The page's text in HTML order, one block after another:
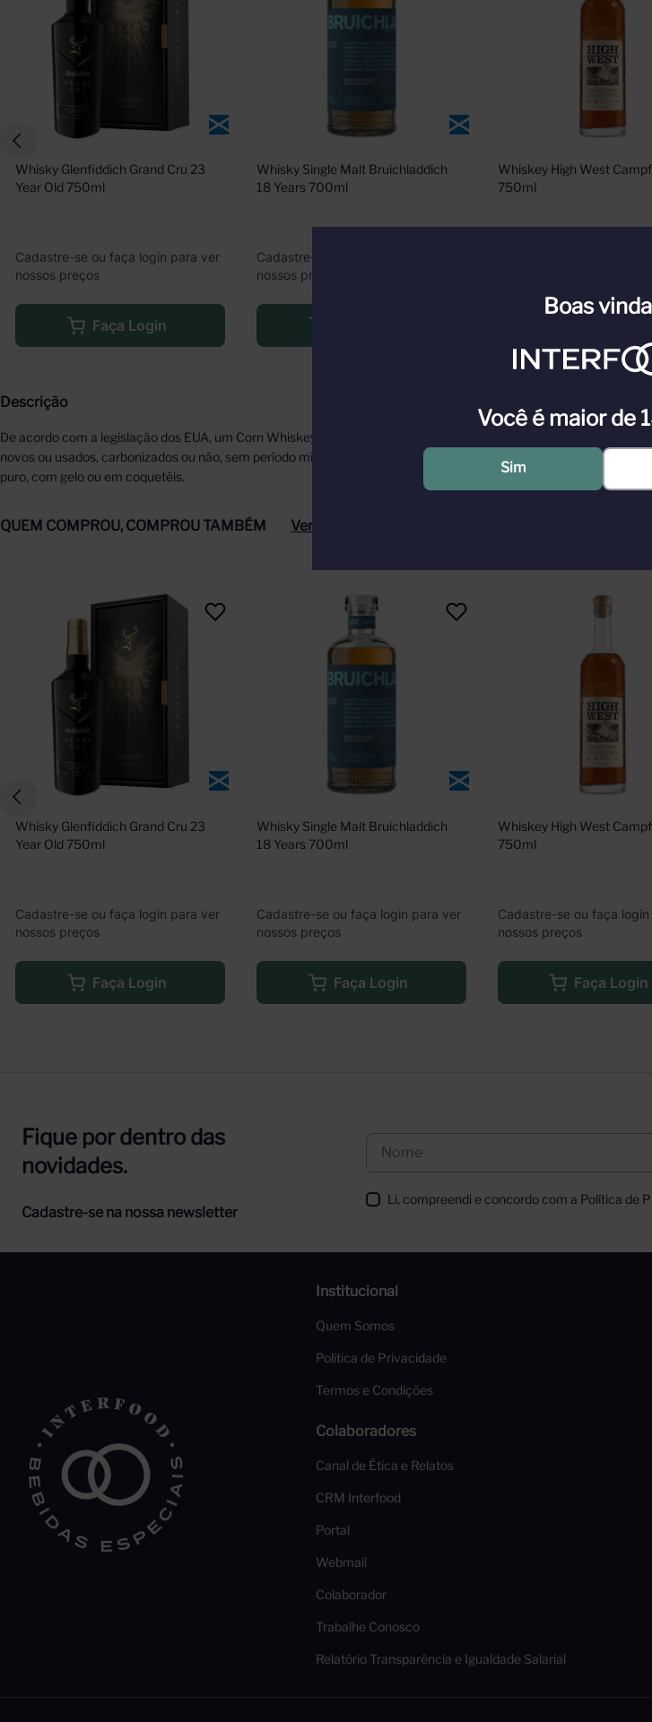
Whisky Glenfiddich Grand Cru 23
Year Old 750ml
Cadastre-se ou faça login para ver
nossos preços
Faça Login
Whisky Single Malt Bruichladdich
18 Years 700ml
Cadastre-se ou faça login para ver
nossos preços
Whiskey High West
750ml
Descrição
De acordo com a legislação dos EUA, um Corn Whiskey precisa ser produzido com no mínimo 80% de milho
novos ou usados, carbonizados ou não, sem período mínimo de envelhecimento. O Wild Side é um autêntico
puro, com gelo ou em coquetéis.
QUEM COMPROU, COMPROU TAMBÉM Ver tudo
Whisky Glenfiddich Grand Cru 23
Year Old 750ml
Cadastre-se ou faça login para ver
nossos preços
Faça Login
Whisky Single Malt Bruichladdich
18 Years 700ml
Cadastre-se ou faça login para ver
nossos preços
Faça Login
Whiskey High West
750ml
Cadastre-se ou faça
nossos preços
Faça Login
Fique por dentro das
novidades.
Cadastre-se na nossa newsletter
Li, compreendi e concordo com a Política de
Institucional
Quem Somos
Política de Privacidade
Termos e Condições
Colaboradores
Canal de Ética e Relatos
CRM Interfood
Portal
Webmail
Colaborador
Trabalhe Conosco
Relatório Transparência e Igualdade Salarial
Boas
Você é maior de
Sim